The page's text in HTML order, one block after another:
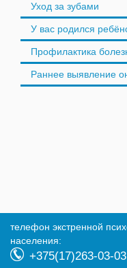
Уход за зубами
У вас родился
Профилактика
Раннее выявление
телефон экстренной
населения:
+375(17)263-03-03